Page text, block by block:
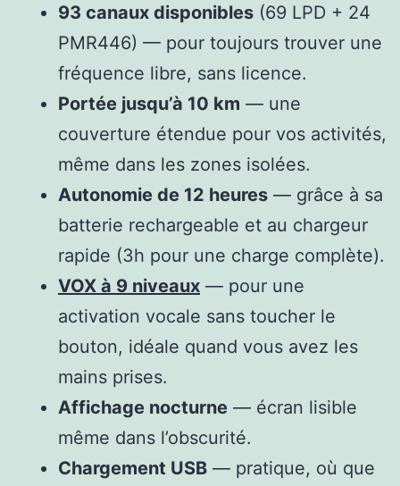
93 canaux disponibles (69 LPD + 24
PMR446) — pour toujours trouver une
fréquence libre, sans licence.
Portée jusqu’à 10 km — une
couverture étendue pour vos activités,
même dans les zones isolées.
Autonomie de 12 heures — grâce à sa
batterie rechargeable et au chargeur
rapide (3h pour une charge complète).
VOX à 9 niveaux — pour une
activation vocale sans toucher le
bouton, idéale quand vous avez les
mains prises.
Affichage nocturne — écran lisible
même dans l’obscurité.
Chargement USB — pratique, où que